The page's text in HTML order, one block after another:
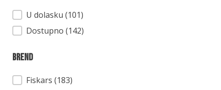
Dostupnost
U dolasku (101)
Dostupno (142)
Brend
Brend
Fiskars (183)